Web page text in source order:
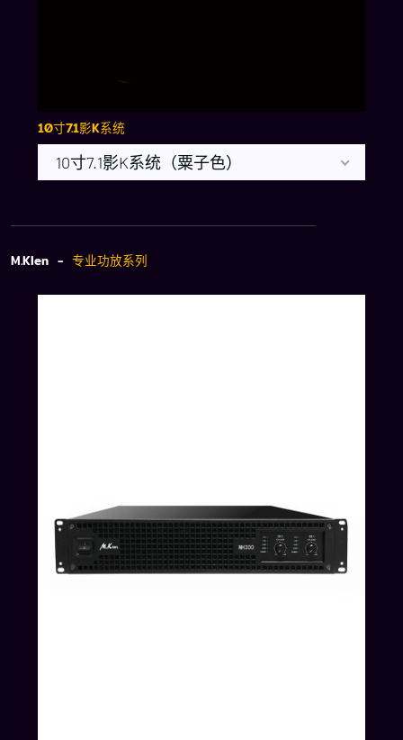
10寸7.1影K系统
10寸7.1影K系统（粟子色）
M.Klen - 专业功放系列